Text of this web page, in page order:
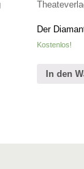
Der
Kostenlos!
In den